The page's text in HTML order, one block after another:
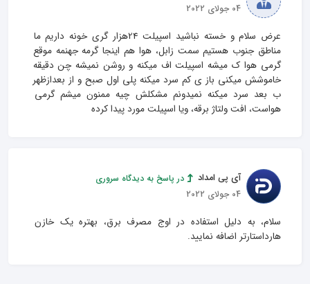
04 جولای 2022
عرض سلام و خسته نباشید اسپیلت 24هزار گری خونه داریم ما
مناطق جنوب هستیم سمت زابل، هوا هم اینجا گرمه جهنمه موقع
گرمی هوا ک میشه اسپیلت اف میکنه و روشن نمیشه چن دقیقه
خاموشش میکنی باز ی کم سرد میکنه پلی اول صبح و از بعدازظهر
ب بعد سرد میکنه نمیدونم مشکلش چیه ممنون میشم گرمی
هواست، افت ولتاژ برقه، ویا اسپیلت مورد پیدا کرده
آی پی امداد
در پاسخ به دیدگاه سروری
04 جولای 2022
سلام، به دلیل استفاده در اوج مصرف برق، بهتره یک خازن
هارداستارتر اضافه نمایید.